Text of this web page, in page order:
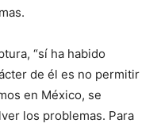
“sí ha habido
de él es no permitir
en México, se
los problemas. Para